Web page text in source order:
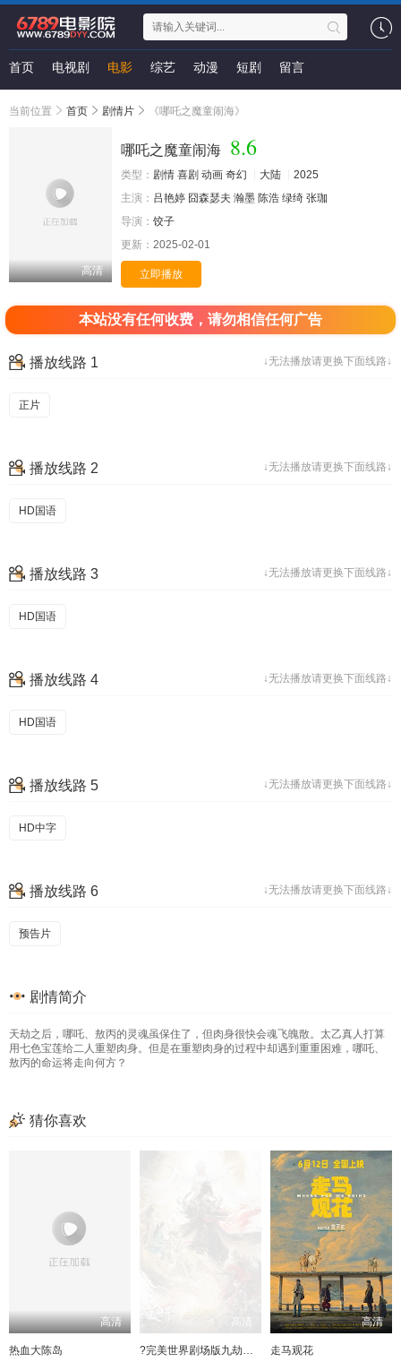
首页 电视剧 电影 综艺 动漫 短剧 留言
当前位置 首页 剧情片 《哪吒之魔童闹海》
高清
哪吒之魔童闹海 8.6
类型： 剧情 喜剧 动画 奇幻 大陆
2025
主演： 吕艳婷 囧森瑟夫 瀚墨 陈浩 绿绮 张珈
导演： 饺子
更新： 2025-02-01
立即播放
本站没有任何收费，请勿相信任何广告
↓无法播放请更换下面线路↓
播放线路 1
正片
↓无法播放请更换下面线路↓
播放线路 2
HD国语
↓无法播放请更换下面线路↓
播放线路 3
HD国语
↓无法播放请更换下面线路↓
播放线路 4
HD国语
↓无法播放请更换下面线路↓
播放线路 5
HD中字
↓无法播放请更换下面线路↓
播放线路 6
预告片
剧情简介
天劫之后，哪吒、敖丙的灵魂虽保住了，但肉身很快会魂飞魄散。太乙真人打算
用七色宝莲给二人重塑肉身。但是在重塑肉身的过程中却遇到重重困难，哪吒、
敖丙的命运将走向何方？
猜你喜欢
高清
热血大陈岛 ?完美世界剧场版九劫焚天?
高清
走马观花